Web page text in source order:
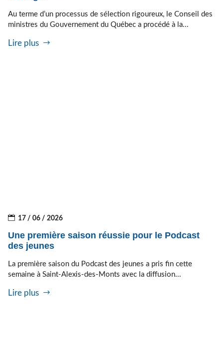
Au terme d’un processus de sélection rigoureux, le Conseil des
ministres du Gouvernement du Québec a procédé à la...
Lire plus
17 / 06 / 2026
Une première saison réussie pour le Podcast
des jeunes
La première saison du Podcast des jeunes a pris fin cette
semaine à Saint-Alexis-des-Monts avec la diffusion...
Lire plus